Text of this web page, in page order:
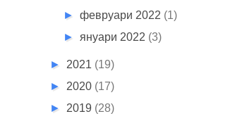
►февруари 2022 (1)
► януари 2022 (3)
► 2021 (19)
► 2020 (17)
► 2019 (28)